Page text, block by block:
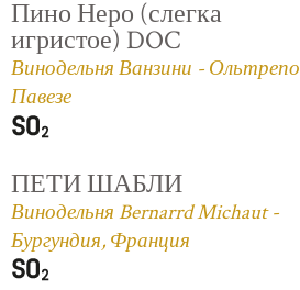
Пино Неро (слегка
игристое) DOC
Винодельня Ванзини - Ольтрепо
Павезе
ПЕТИ ШАБЛИ
Винодельня Bernarrd Michaut -
Бургундия, Франция